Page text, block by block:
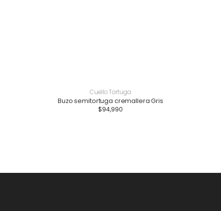
Cuello Tortuga
Buzo semitortuga cremallera Gris
$94,990